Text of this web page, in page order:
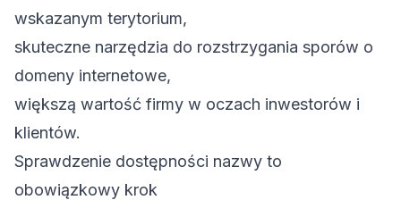
wskazanym terytorium,
skuteczne narzędzia do rozstrzygania sporów o
domeny internetowe,
większą wartość firmy w oczach inwestorów i
klientów.
Sprawdzenie dostępności nazwy to
obowiązkowy krok